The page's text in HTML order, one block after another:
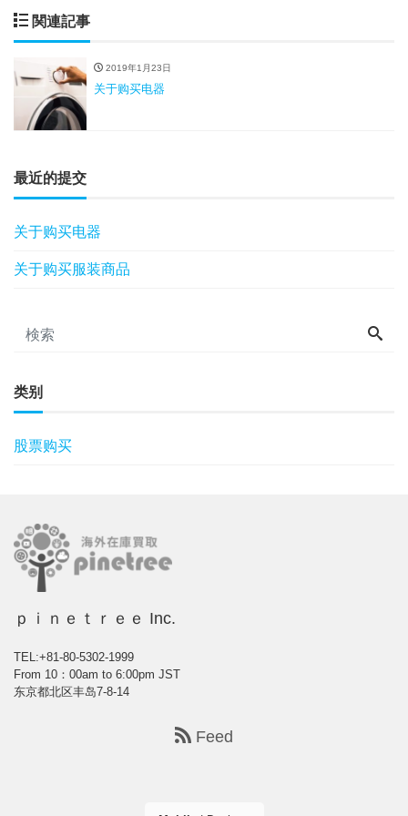
関連記事
2019年1月23日
关于购买电器
最近的提交
关于购买电器
关于购买服装商品
类别
股票购买
ｐｉｎｅｔｒｅｅ Inc.
TEL:+81-80-5302-1999
From 10：00am to 6:00pm JST
东京都北区丰岛7-8-14
Feed